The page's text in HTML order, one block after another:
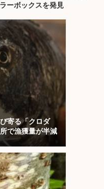
ーボックスを発見
寄る「クロダ
で漁獲量が半減